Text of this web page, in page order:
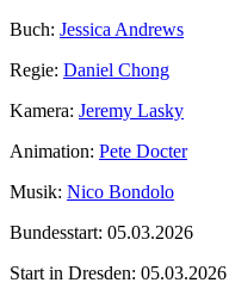
Buch: Jessica Andrews
Regie: Daniel Chong
Kamera: Jeremy Lasky
Animation: Pete Docter
Musik: Nico Bondolo
Bundesstart: 05.03.2026
Start in Dresden: 05.03.2026